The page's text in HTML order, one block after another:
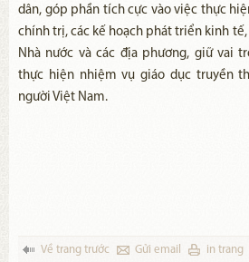
dân, góp phần tích cực vào việc thực
chính trị, các kế hoạch phát triển kinh tế,
Nhà nước và các địa phương, giữ vai
thực hiện nhiệm vụ giáo dục truyền
người Việt Nam.
Về trang trước Gửi email in trang